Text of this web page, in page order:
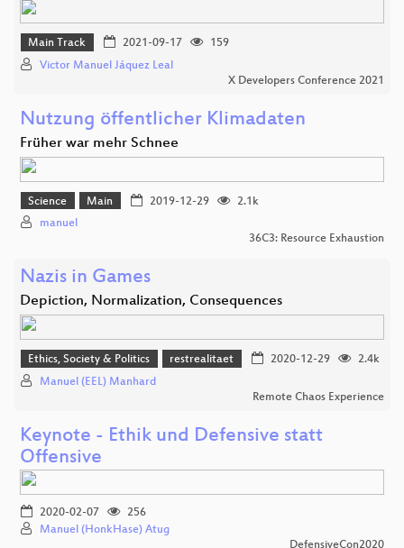
Main Track 2021-09-17
159
Victor Manuel Jáquez Leal
X Developers Conference 2021
Nutzung öffentlicher Klimadaten
Früher war mehr Schnee
Science Main 2019-12-29
2.1k
manuel
36C3: Resource Exhaustion
Nazis in Games
Depiction, Normalization, Consequences
Ethics, Society & Politics restrealitaet 2020-12-29
2.4k
Manuel (EEL) Manhard
Remote Chaos Experience
Keynote - Ethik und Defensive statt
Offensive
2020-02-07
256
Manuel (HonkHase) Atug
DefensiveCon2020